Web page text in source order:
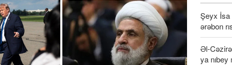
Şeyx İsa
ərəbon
Əl-
ya nıbey